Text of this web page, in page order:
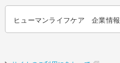
ヒューマンライフケア 企業情報